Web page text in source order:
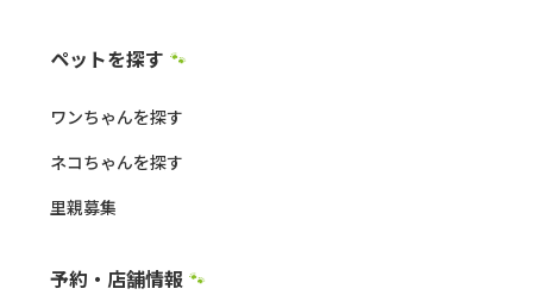
ペットを探す 🐾
ワンちゃんを探す
ネコちゃんを探す
里親募集
予約・店舗情報 🐾